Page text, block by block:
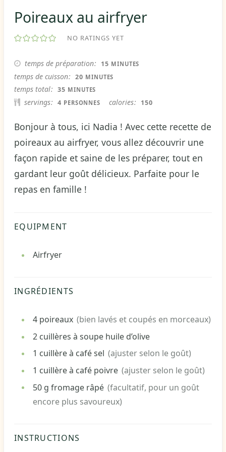
Poireaux au airfryer
NO RATINGS YET
temps de préparation 15 MINUTES
MINUTES
temps de cuisson 20 MINUTES
MINUTES
temps total 35 MINUTES
MINUTES
servings 4 PERSONNES calories 150
Bonjour à tous, ici Nadia ! Avec cette recette de
poireaux au airfryer, vous allez découvrir une
façon rapide et saine de les préparer, tout en
gardant leur goût délicieux. Parfaite pour le
repas en famille !
EQUIPMENT
Airfryer
INGRÉDIENTS
4 poireaux (bien lavés et coupés en morceaux)
2 cuillères à soupe huile d’olive
1 cuillère à cafésel (ajuster selon le goût)
1 cuillère à café poivre (ajuster selon le goût)
50 g fromage râpé (facultatif, pour un goût
encore plus savoureux)
INSTRUCTIONS